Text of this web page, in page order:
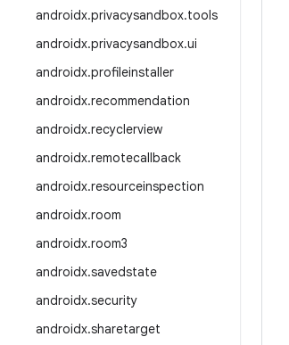
androidx.privacysandbox.tools
androidx.privacysandbox.ui
androidx.profileinstaller
androidx.recommendation
androidx.recyclerview
androidx.remotecallback
androidx.resourceinspection
androidx.room
androidx.room3
androidx.savedstate
androidx.security
androidx.sharetarget